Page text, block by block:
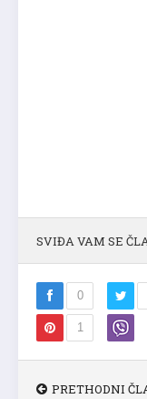
SVIĐA VAM SE
0
1
PRETHODNI